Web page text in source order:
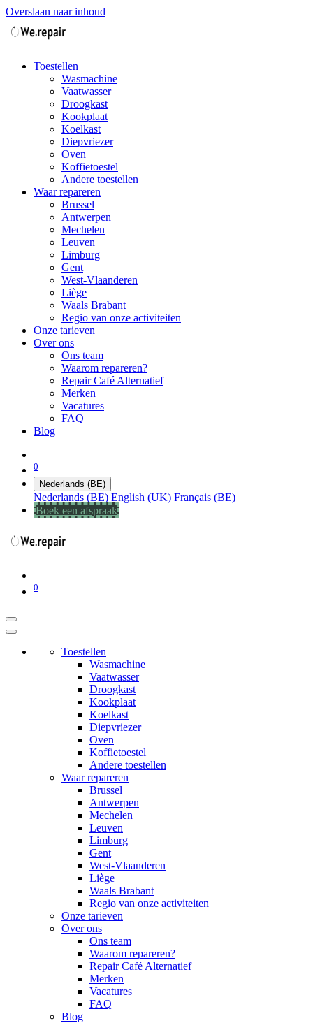
Overslaan naar inhoud
Toestellen
Wasmachine
Vaatwasser
Droogkast
Kookplaat
Koelkast
Diepvriezer
Oven
Koffietoestel
Andere toestellen
Waar repareren
Brussel
Antwerpen
Mechelen
Leuven
Limburg
Gent
West-Vlaanderen
Liège
Waals Brabant
Regio van onze activiteiten
Onze tarieven
Over ons
Ons team
Waarom repareren?
Repair Café Alternatief
Merken
Vacatures
FAQ
Blog
0
Nederlands (BE)
Nederlands (BE) English (UK) Français (BE)
Boek een afspraak
0
Toestellen
Wasmachine
Vaatwasser
Droogkast
Kookplaat
Koelkast
Diepvriezer
Oven
Koffietoestel
Andere toestellen
Waar repareren
Brussel
Antwerpen
Mechelen
Leuven
Limburg
Gent
West-Vlaanderen
Liège
Waals Brabant
Regio van onze activiteiten
Onze tarieven
Over ons
Ons team
Waarom repareren?
Repair Café Alternatief
Merken
Vacatures
FAQ
Blog